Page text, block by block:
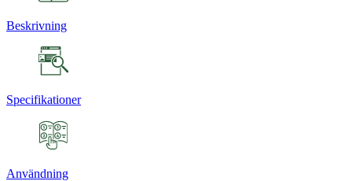
Beskrivning
Specifikationer
Användning